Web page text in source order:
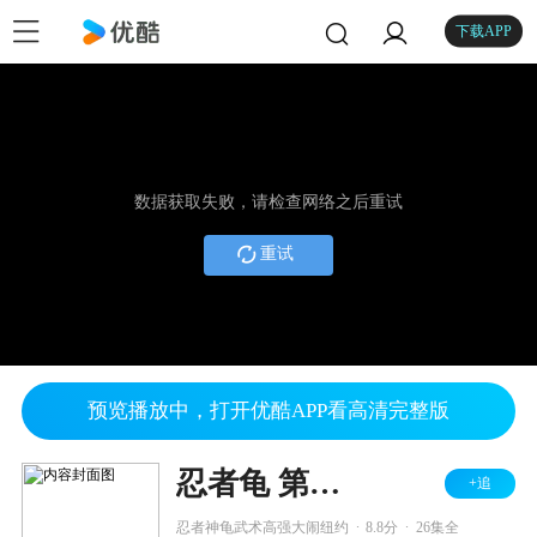
下载APP
数据获取失败，请检查网络之后重试
重试
预览播放中，打开优酷APP看高清完整版
忍者龟 第一季 +追
忍者神龟武术高强大闹纽约 8.8分 26集全